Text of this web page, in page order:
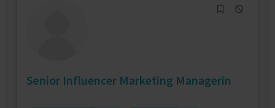
Senior Influencer Marketing Managerin